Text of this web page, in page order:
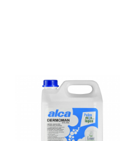
Quickview
Aggiungi
preferiti